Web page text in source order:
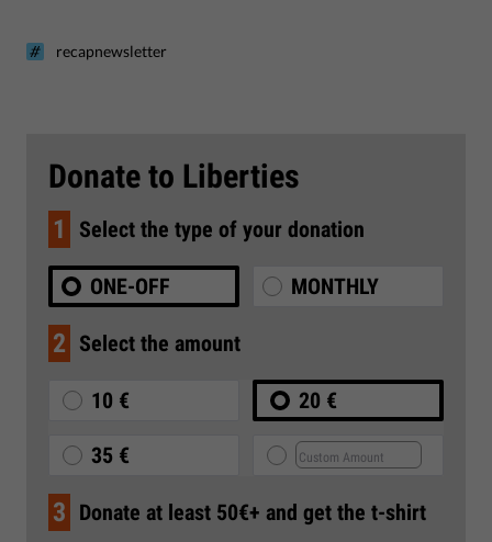
recapnewsletter
Donate to Liberties
1 Select the type of your donation
ONE-OFF MONTHLY
2 Select the amount
10 € 20 €
35 €
3 Donate at least 50€+ and get the t-shirt